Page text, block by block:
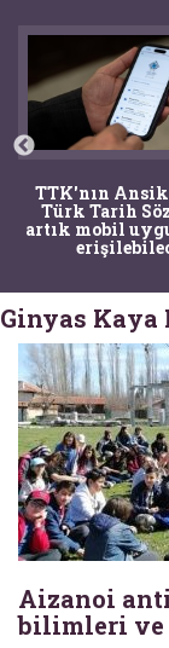
TTK'nın
Türk Tarih
artık mobil
Ginyas Kaya
Aizanoi
bilimleri ve